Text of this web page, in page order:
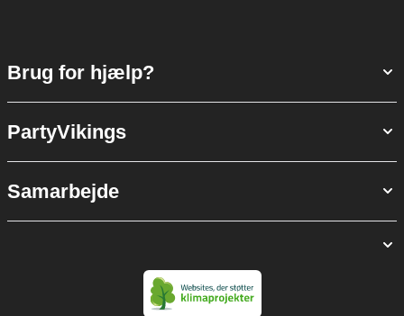
Brug for hjælp?
PartyVikings
Samarbejde